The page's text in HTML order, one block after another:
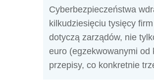
Cyberbezpieczeństwa
kilkudziesięciu tysięcy
dotyczą zarządów, nie
euro (egzekwowanymi od
przepisy, co konkretnie